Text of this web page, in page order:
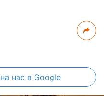
на нас в Google